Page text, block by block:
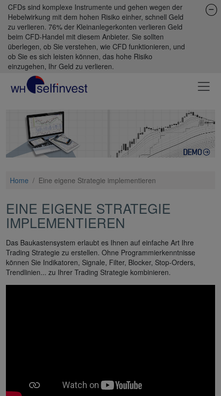
CFDs sind komplexe Instrumente und gehen wegen der
Hebelwirkung mit dem hohen Risiko einher, schnell Geld
zu verlieren. 76% der Kleinanlegerkonten verlieren Geld
beim CFD-Handel mit diesem Anbieter. Sie sollten
überlegen, ob Sie verstehen, wie CFD funktionieren, und
ob Sie es sich leisten können, das hohe Risiko
einzugehen, Ihr Geld zu verlieren.
Home / Eine eigene Strategie implementieren
EINE EIGENE STRATEGIE
IMPLEMENTIEREN
Das Baukastensystem erlaubt es Ihnen auf einfache Art Ihre
Trading Strategie zu erstellen. Ohne Programmierkenntnisse
können Sie Indikatoren, Signale, Filter, Blocker, Stop-Orders,
Trendlinien... zu Ihrer Trading Strategie kombinieren.